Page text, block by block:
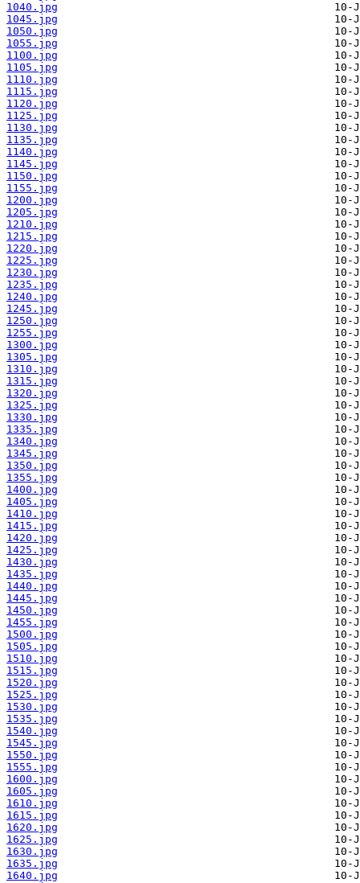
1040.jpg
1045.jpg
1050.jpg
1055.jpg
1100.jpg
1105.jpg
1110.jpg
1115.jpg
1120.jpg
1125.jpg
1130.jpg
1135.jpg
1140.jpg
1145.jpg
1150.jpg
1155.jpg
1200.jpg
1205.jpg
1210.jpg
1215.jpg
1220.jpg
1225.jpg
1230.jpg
1235.jpg
1240.jpg
1245.jpg
1250.jpg
1255.jpg
1300.jpg
1305.jpg
1310.jpg
1315.jpg
1320.jpg
1325.jpg
1330.jpg
1335.jpg
1340.jpg
1345.jpg
1350.jpg
1355.jpg
1400.jpg
1405.jpg
1410.jpg
1415.jpg
1420.jpg
1425.jpg
1430.jpg
1435.jpg
1440.jpg
1445.jpg
1450.jpg
1455.jpg
1500.jpg
1505.jpg
1510.jpg
1515.jpg
1520.jpg
1525.jpg
1530.jpg
1535.jpg
1540.jpg
1545.jpg
1550.jpg
1555.jpg
1600.jpg
1605.jpg
1610.jpg
1615.jpg
1620.jpg
1625.jpg
1630.jpg
1635.jpg
1640.jpg